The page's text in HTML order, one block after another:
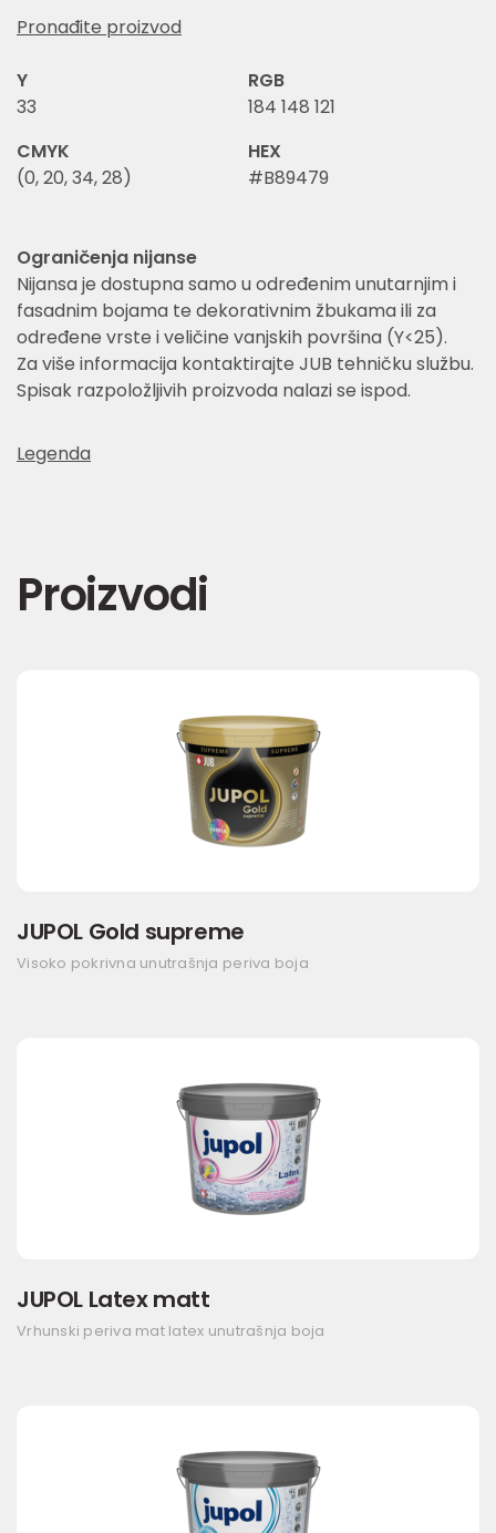
Pronađite proizvod
Y
33
RGB
184 148 121
CMYK
(0, 20, 34, 28)
HEX
#B89479
Ograničenja nijanse
Nijansa je dostupna samo u određenim unutarnjim i
fasadnim bojama te dekorativnim žbukama ili za
određene vrste i veličine vanjskih površina (Y<25).
Za više informacija kontaktirajte JUB tehničku službu.
Spisak razpoložljivih proizvoda nalazi se ispod.
Legenda
Proizvodi
JUPOL Gold supreme
Visoko pokrivna unutrašnja periva boja
JUPOL Latex matt
Vrhunski periva mat latex unutrašnja boja